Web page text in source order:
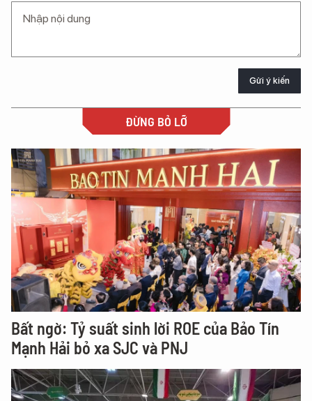
Gửi ý kiến
ĐỪNG BỎ LỠ
Bất ngờ: Tỷ suất sinh lời ROE của Bảo Tín
Mạnh Hải bỏ xa SJC và PNJ